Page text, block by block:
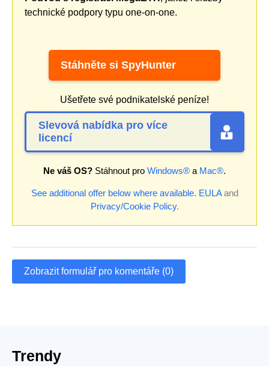
technické podpory typu one-on-one.
Stáhněte si SpyHunter
Ušetřete své podnikatelské peníze!
Slevová nabídka pro více
licencí
Ne váš OS? Stáhnout pro Windows® a Mac®.
See additional offer below where available. EULAand
Privacy/Cookie Policy.
Zobrazit formulář pro komentáře (0)
Trendy